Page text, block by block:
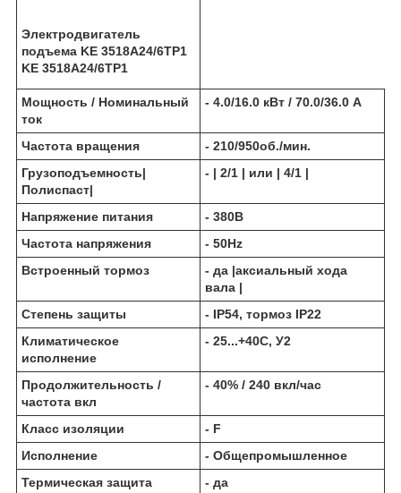
Электродвигатель
подъема KE 3518A24/6ТР1
KE 3518A24/6TP1
Мощность / Номинальный
ток
- 4.0/16.0 кВт / 70.0/36.0 А
Частота вращения
- 210/950об./мин.
Грузоподъемность|
Полиспаст|
- | 2/1 | или | 4/1 |
Напряжение питания
- 380В
Частота напряжения
- 50Hz
Встроенный тормоз
- да |аксиальный хода
вала |
Степень защиты
- IP54, тормоз IP22
Климатическое
исполнение
- 25...+40С, У2
Продолжительность /
частота вкл
- 40% / 240 вкл/час
Класс изоляции
- F
Исполнение
- Общепромышленное
Термическая защита
- да